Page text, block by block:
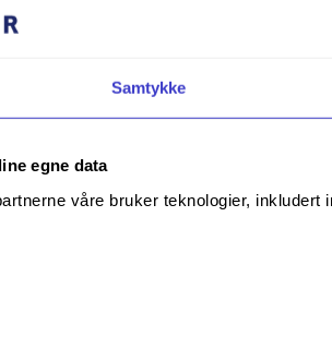
Samtykke
egne data
våre bruker teknologier,